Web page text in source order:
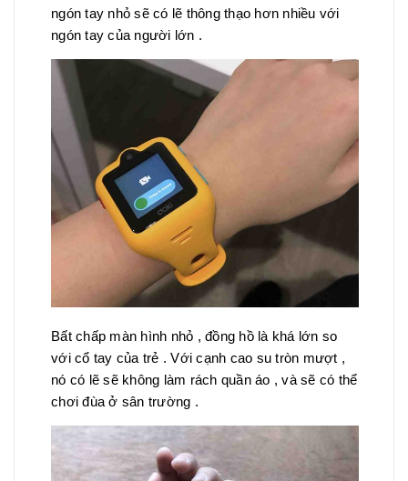
ngón tay nhỏ sẽ có lẽ thông thạo hơn nhiều với
ngón tay của người lớn .
Bất chấp màn hình nhỏ , đồng hồ là khá lớn so
với cổ tay của trẻ . Với cạnh cao su tròn mượt ,
nó có lẽ sẽ không làm rách quần áo , và sẽ có thể
chơi đùa ở sân trường .